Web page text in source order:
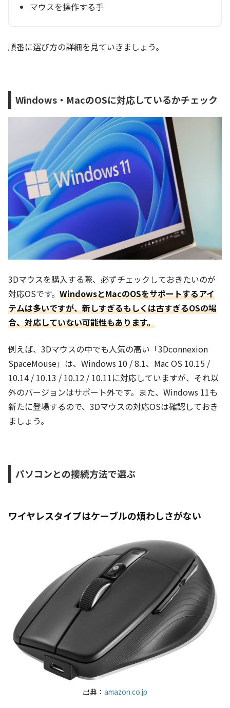
マウスを操作する手
順番に選び方の詳細を見ていきましょう。
Windows・MacのOSに対応しているかチェック
3Dマウスを購入する際、必ずチェックしておきたいのが
対応OSです。 WindowsとMacのOSをサポートするアイ
テムは多いですが、新しすぎるもしくは古すぎるOSの場
合、対応していない可能性もあります。
例えば、3Dマウスの中でも人気の高い「3Dconnexion
SpaceMouse」は、Windows 10 / 8.1、Mac OS 10.15 /
10.14 / 10.13 / 10.12 / 10.11に対応していますが、それ以
外のバージョンはサポート外です。また、Windows 11も
新たに登場するので、3Dマウスの対応OSは確認しておき
ましょう。
パソコンとの接続方法で選ぶ
ワイヤレスタイプはケーブルの煩わしさがない
出典： amazon.co.jp